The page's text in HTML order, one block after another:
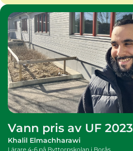
Vann pris av UF 2023
Khalil Elmachharawi
Lärare 4-6 på Byttorpskolan i Borås